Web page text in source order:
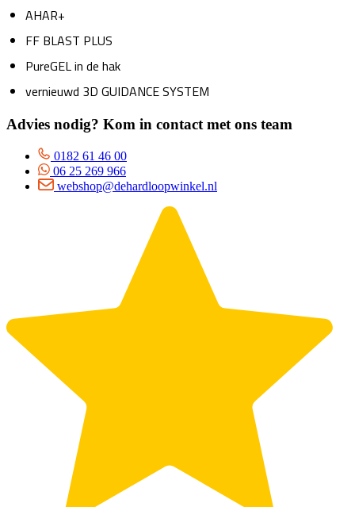
AHAR+
FF BLAST PLUS
PureGEL in de hak
vernieuwd 3D GUIDANCE SYSTEM
Advies nodig? Kom in contact met ons team
0182 61 46 00
06 25 269 966
webshop@dehardloopwinkel.nl